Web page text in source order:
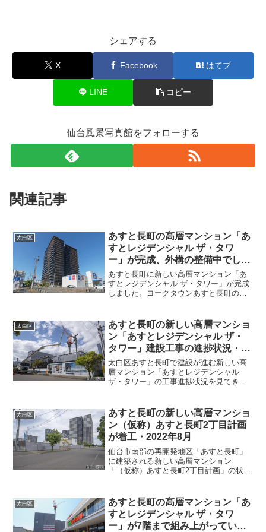
シェアする
X Facebook はてブ
LINE コピー
仙台風景写真館をフォローする
関連記事
太白区
あすと長町の高層マンション「あ
すとレジデンシャル ザ・タワ
ー」が完成、外構の整備中でし
た・2024年11月
あすと長町に新しい高層マンション「あ
すとレジデンシャル ザ・タワー」が完成
しました。ヨークタウンあすと長町の南
なっているマンションです。7月に見た時
には、まだ建物の大...
太白区
あすと長町の新しい高層マンショ
ン「あすとレジデンシャル ザ・
タワー」建設工事の進捗状況・
2023年6月
太白区あすと長町で建設が進む新しい高
層マンション「あすとレジデンシャル
ザ・タワー」の工事進捗状況を見てきま
ヨークタウン、東側に洋服の青山、南側
はコーナン、と商業施設に...
太白区
あすと長町の新しい高層マンショ
ン（仮称）あすと長町2丁目計画
が着工・2022年8月
仙台市南部の再開発地区「あすと長町」
に建築される新しい高層マンション
「（仮称）あすと長町2丁目計画」の状況
「洋服の青山 仙台あすと長町店」の南側
の道路を西へ進むと建設...
太白区
あすと長町の高層マンション「あ
すとレジデンシャル ザ・タワ
ー」が7階まで組み上がっていま